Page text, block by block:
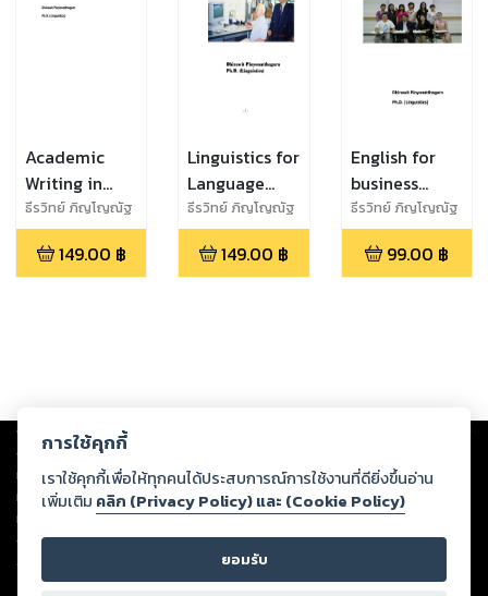
Academic
Writing in
English
ธีรวิทย์ ภิญโญณัฐ
กานต์
149.00 ฿
Linguistics for
Language
Teachers
ธีรวิทย์ ภิญโญณัฐ
กานต์
149.00 ฿
English for
business
meetings
ธีรวิทย์ ภิญโญณัฐ
กานต์
99.00 ฿
Copyright © 2026
ต่อผลงานหรือเนื้อหาใดที่อัปโหลดผ่านเว็บไซต์และปรากฏว่าละเมิดสิทธิใน
ทรัพย์สินทางปัญญาของบุคคลอื่นหรือขัดต่อกฎหมายและศีลธรรม ดังนั้น ผู้อ่าน
ทุกท่านโปรดใช้วิจารณญาณในการกลั่นกรองด้วยตนเอง และหากท่านพบว่าส่วน
หนึ่งส่วนใดขัดต่อกฎหมายและศีลธรรม กรุณาแจ้งมายังบริษัท เพื่อทีมงานจะได้
ดำเนินการในทันที ทั้งนี้ ทางสตอรี่ล็อกขอสงวนลิขสิทธิ์ตามพระราชบัญญัติ
ลิขสิทธิ์ พ.ศ. 2537 (ฉบับล่าสุด)
การใช้คุกกี้
เราใช้คุกกี้เพื่อให้ทุกคนได้ประสบการณ์การใช้งานที่ดียิ่งขึ้นอ่าน
เพิ่มเติม คลิก (Privacy Policy) และ (Cookie Policy)
ยอมรับ